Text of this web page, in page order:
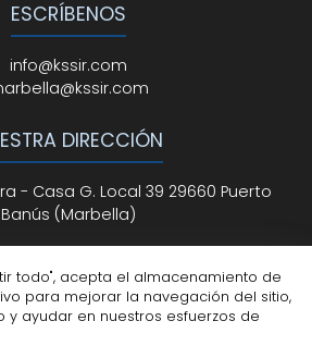
ESCRÍBENOS
info@kssir.com
DIRECCIÓN
- Casa G. Local 39 29660 Puerto
Banús (Marbella)
reservados© ksmarbella.com |
todo", acepta el almacenamiento de
para mejorar la navegación del sitio,
y ayudar en nuestros esfuerzos de